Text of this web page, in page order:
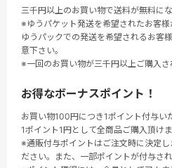
三千円以上のお買い物で送料が無料にな
※ゆうパケット発送を希望されたお客様
ゆうパックでの発送を希望されるお客
意下さい。
※一回のお買い物が三千円以上ご購入さ
お得なボーナスポイント！
お買い物100円につき1ポイント付与い
1ポイント1円として全商品ご購入頂けま
※通販付与ポイントはご注文時に決定し
ださい。また、一部ポイントが付与さ